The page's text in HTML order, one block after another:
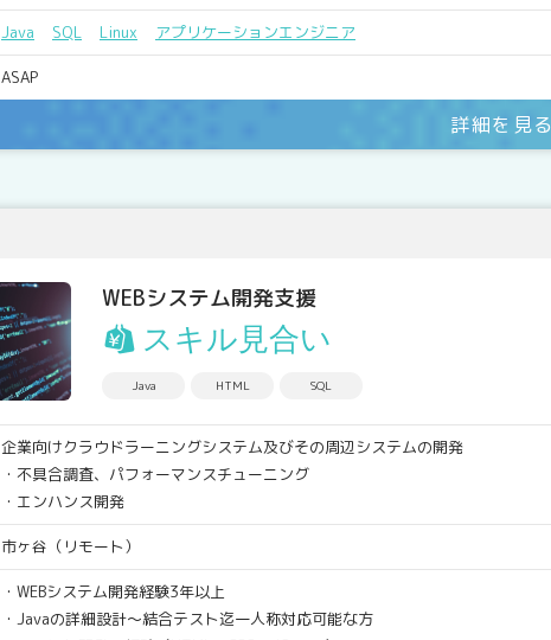
Java SQL Linux アプリケーションエンジニア
ASAP
詳細を見る
WEBシステム開発支援
スキル見合い
Java HTML SQL
企業向けクラウドラーニングシステム及びその周辺システムの開発
・不具合調査、パフォーマンスチューニング
・エンハンス開発
市ヶ谷（リモート）
・WEBシステム開発経験3年以上
・Javaの詳細設計～結合テスト迄一人称対応可能な方